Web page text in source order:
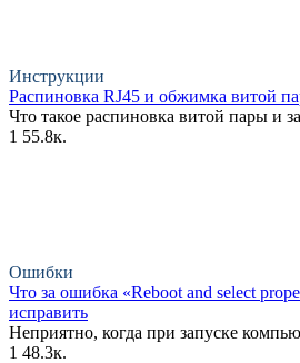
Инструкции
Распиновка RJ45 и обжимка витой
Что такое распиновка витой пары и
1 55.8к.
Ошибки
Что за ошибка «Reboot and select
исправить
Неприятно, когда при запуске
1 48.3к.